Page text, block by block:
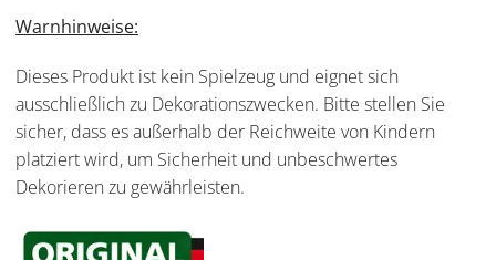
Warnhinweise:
Dieses Produkt ist kein Spielzeug und eignet sich
ausschließlich zu Dekorationszwecken. Bitte stellen Sie
sicher, dass es außerhalb der Reichweite von Kindern
platziert wird, um Sicherheit und unbeschwertes
Dekorieren zu gewährleisten.